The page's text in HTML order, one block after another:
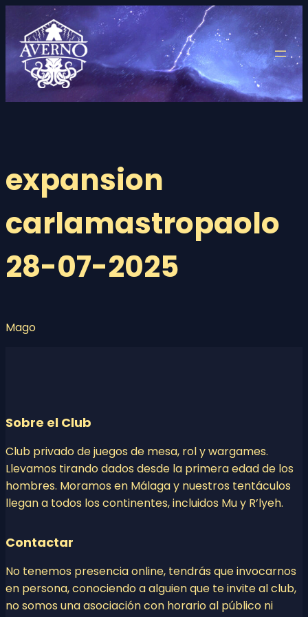
contenido
expansion
carlamastropaolo
28-07-2025
Mago
Sobre el Club
Club privado de juegos de mesa, rol y wargames.
Llevamos tirando dados desde la primera edad de los
hombres. Moramos en Málaga y nuestros tentáculos
llegan a todos los continentes, incluidos Mu y R’lyeh.
Contactar
No tenemos presencia online, tendrás que invocarnos
en persona, conociendo a alguien que te invite al club,
no somos una asociación con horario al público ni